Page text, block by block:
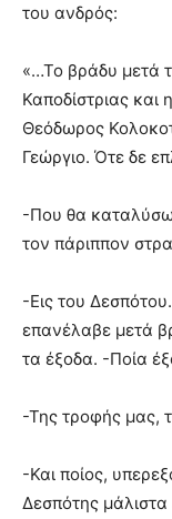
του ανδρός:
«…Το βράδυ μετά
Καποδίστριας και
Θεόδωρος
Γεώργιο. Ότε δε
-Που θα
τον πάριππον
-Εις του
επανέλαβε μετά
τα έξοδα. -Ποία
-Της τροφής μας,
-Και ποίος,
Δεσπότης